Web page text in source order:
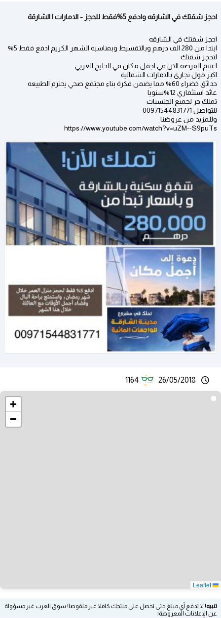
احجز شقتك في الشارقه وادفع 5%فقط للحجز - الامارات | الشارقة
احجز شقتك في الشارقه
ابتدا من 280 الف درهم وبالتقسيط وبمناسبه الشهر الكريم ادفع فقط 5%
لتحجز شقتك
اغتنم الفرصه الان في اجمل مكان في الخليج العربي
اكبر مول تجارى بالامارات الشمالية
حدائق خضراء 60% مما يضمن فكرة بناء مجتمع صحي يحترم الطبيعه
عائد استثماري 12%سنويا
تملك حر لجميع الجنسيات
للتواصل 00971544831771
وللمزيد من عروضنا
https://www.youtube.com/watch?v=uZM--S9puTs
26/05/2018
1164
+
−
تنبيه! لا تدفع أي مبلغ حتى تحصل على منتجك كاملا غير منقوصا! سوق العرب غير مسؤولة
عن الإعلانات المعروضة!